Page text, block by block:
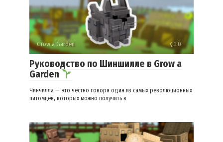
Grow a Garden 0
Руководство по Шиншилле в Grow a
Garden
Чинчилла — это честно говоря один из самых революционных
питомцев, которых можно получить в